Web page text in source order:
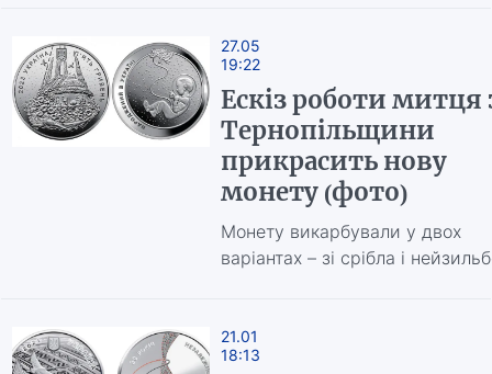
27.05
19:22
Ескіз роботи митця
Тернопільщини
прикрасить нову
монету (фото)
Монету викарбували у двох
варіантах – зі срібла і
21.01
18:13